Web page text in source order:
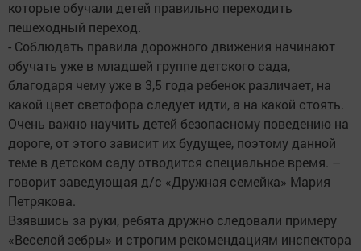
которые обучали детей правильно переходить
пешеходный переход.
- Соблюдать правила дорожного движения начинают
обучать уже в младшей группе детского сада,
благодаря чему уже в 3,5 года ребенок различает, на
какой цвет светофора следует идти, а на какой стоять.
Очень важно научить детей безопасному поведению на
дороге, от этого зависит их будущее, поэтому данной
теме в детском саду отводится специальное время. –
говорит заведующая д/с «Дружная семейка» Мария
Петрякова.
Взявшись за руки, ребята дружно следовали примеру
«Веселой зебры» и строгим рекомендациям инспектора